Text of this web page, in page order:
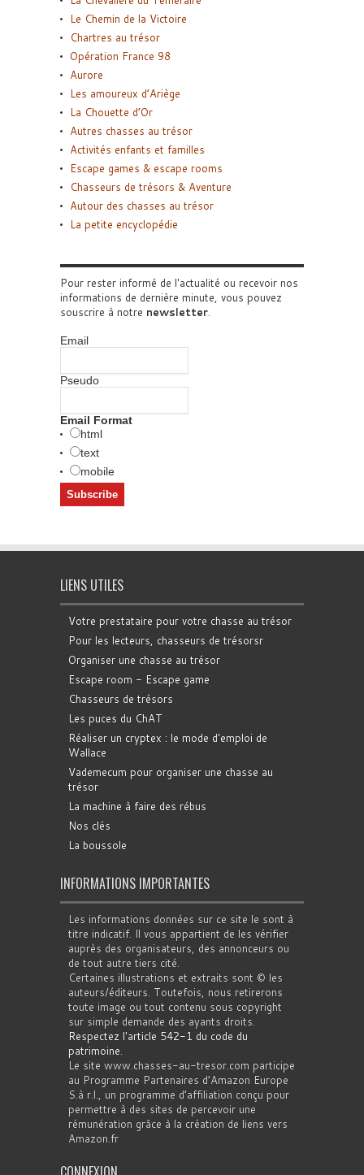
Le Chemin de la Victoire
Chartres au trésor
Opération France 98
Aurore
Les amoureux d’Ariège
La Chouette d’Or
Autres chasses au trésor
Activités enfants et familles
Escape games & escape rooms
Chasseurs de trésors & Aventure
Autour des chasses au trésor
La petite encyclopédie
Pour rester informé de l'actualité ou recevoir nos
informations de dernière minute, vous pouvez
souscrire à notre newsletter.
Email
Pseudo
Email Format
html
text
mobile
LIENS UTILES
Votre prestataire pour votre chasse au trésor
Pour les lecteurs, chasseurs de trésorsr
Organiser une chasse au trésor
Escape room - Escape game
Chasseurs de trésors
Les puces du ChAT
Réaliser un cryptex : le mode d'emploi de
Wallace
Vademecum pour organiser une chasse au
trésor
La machine à faire des rébus
Nos clés
La boussole
INFORMATIONS IMPORTANTES
Les informations données sur ce site le sont à
titre indicatif. Il vous appartient de les vérifier
auprès des organisateurs, des annonceurs ou
de tout autre tiers cité.
Certaines illustrations et extraits sont © les
auteurs/éditeurs. Toutefois, nous retirerons
toute image ou tout contenu sous copyright
sur simple demande des ayants droits.
Respectez l'article 542-1 du code du
patrimoine.
Le site www.chasses-au-tresor.com participe
au Programme Partenaires d’Amazon Europe
S.à r.l., un programme d’affiliation conçu pour
permettre à des sites de percevoir une
rémunération grâce à la création de liens vers
Amazon.fr